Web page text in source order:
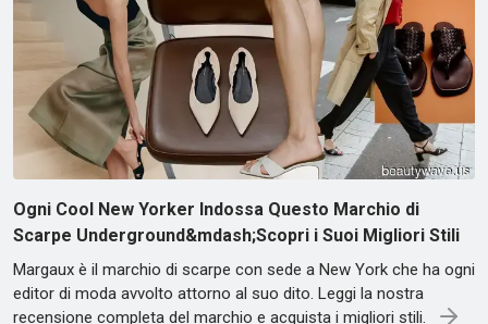
Ogni Cool New Yorker Indossa Questo Marchio di
Scarpe Underground&mdash;Scopri i Suoi Migliori Stili
Margaux è il marchio di scarpe con sede a New York che ha ogni
editor di moda avvolto attorno al suo dito. Leggi la nostra
recensione completa del marchio e acquista i migliori stili.